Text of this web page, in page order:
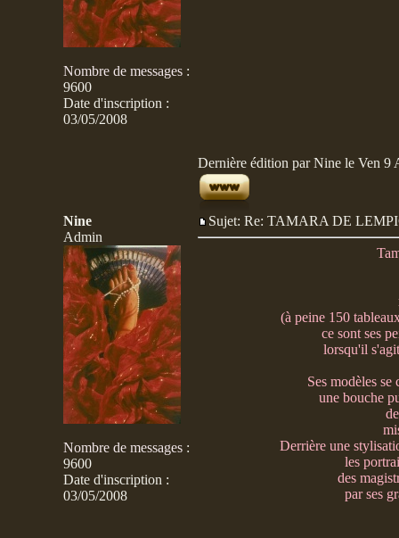
Nombre de messages :
9600
Date d'inscription :
03/05/2008
Dernière édition par Nine le Ven 9
Nine
Admin
Nombre de messages :
9600
Date d'inscription :
03/05/2008
Sujet: Re: TAMARA DE
(à peine 150
ce sont ses
lorsqu'il
Ses modèles se
une bouche
Derrière une
les
des
par ses